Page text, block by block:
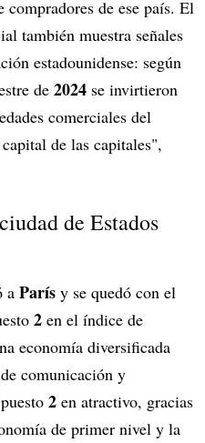
compradores de ese país. El
también muestra señales
estadounidense: según
de 2024 se invirtieron
comerciales del
de las capitales",
de Estados
a París y se quedó con el
2 en el índice de
economía diversificada
comunicación y
2 en atractivo, gracias
de primer nivel y la